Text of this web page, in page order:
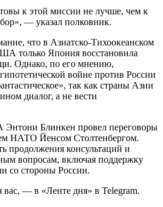
к этой миссии не лучше, чем к
— указал полковник.
что в Азиатско-Тихоокеанском
только Япония восстановила
Однако, по его мнению,
войне против России
так как страны Азии
диалог, а не вести
Энтони Блинкен провел переговоры
НАТО Йенсом Столтенбергом.
продолжения консультаций и
вопросам, включая поддержку
со стороны России.
вас, — в «Ленте дня» в Telegram.